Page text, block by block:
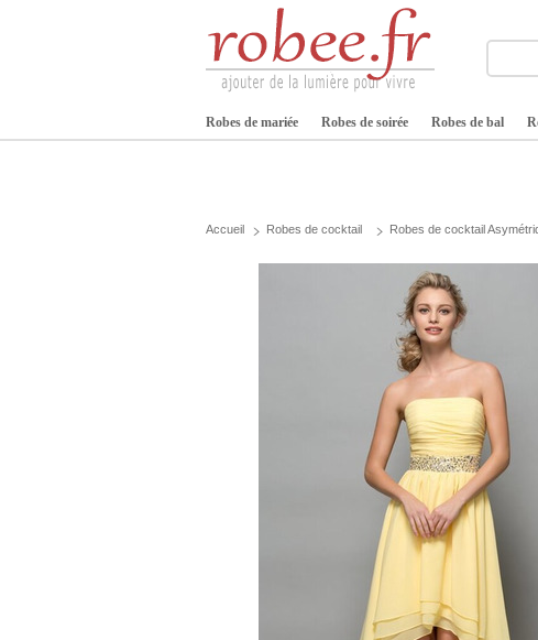
Robes de mariée Robes de soirée Robes de bal
Accueil Robes de cocktail Robes de cocktail